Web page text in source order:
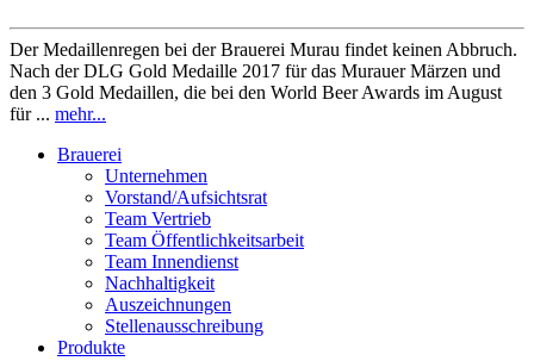
Der Medaillenregen bei der Brauerei Murau findet keinen Abbruch.
Nach der DLG Gold Medaille 2017 für das Murauer Märzen und
den 3 Gold Medaillen, die bei den World Beer Awards im August
für ... mehr...
Brauerei
Unternehmen
Vorstand/Aufsichtsrat
Team Vertrieb
Team Öffentlichkeitsarbeit
Team Innendienst
Nachhaltigkeit
Auszeichnungen
Stellenausschreibung
Produkte